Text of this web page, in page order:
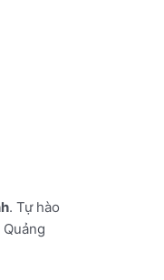
. Tự hào